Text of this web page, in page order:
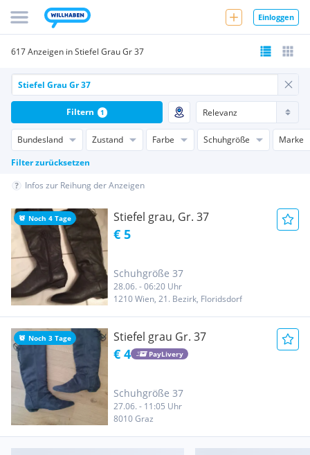
Einloggen
617 Anzeigen in Stiefel Grau Gr 37
Bundesland Zustand Farbe Schuhgröße
Marke
Filter zurücksetzen
Filtern 1
Infos zur Reihung der Anzeigen
Noch 4 Tage Stiefel grau, Gr. 37
€ 5
Schuhgröße 37
28.06. - 06:20 Uhr
1210 Wien, 21. Bezirk, Floridsdorf
Noch 3 Tage Stiefel grau Gr. 37
€ 4 PayLivery
Schuhgröße 37
27.06. - 11:05 Uhr
8010 Graz